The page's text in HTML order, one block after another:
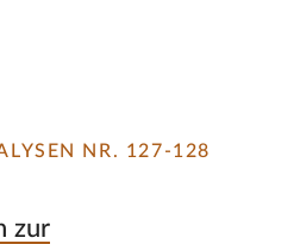
NR. 127-128
zur